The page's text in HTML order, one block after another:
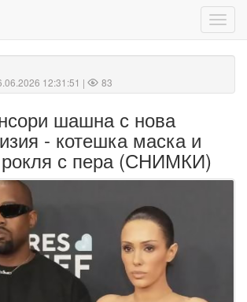
12:31:51 | 83
шашна с нова
- котешка маска и
рокля с пера (СНИМКИ)